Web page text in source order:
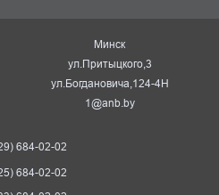
Минск
ул.Притыцкого,3
ул.Богдановича,124-4Н
1@anb.by
684-02-02
684-02-02